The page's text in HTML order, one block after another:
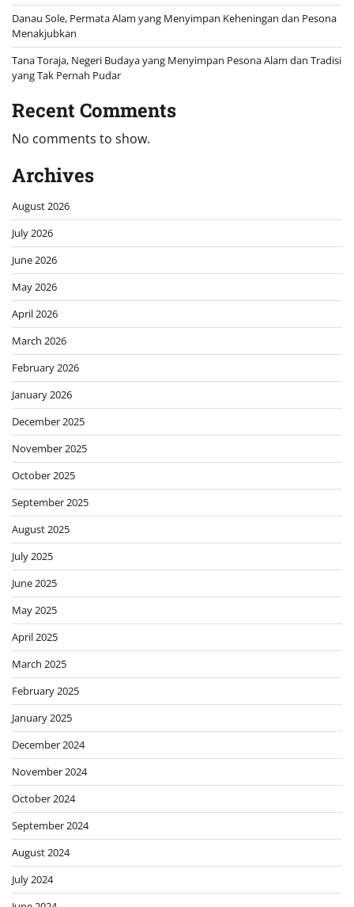
Danau Sole, Permata Alam yang Menyimpan Keheningan dan Pesona
Menakjubkan
Tana Toraja, Negeri Budaya yang Menyimpan Pesona Alam dan Tradisi
yang Tak Pernah Pudar
Recent Comments
No comments to show.
Archives
August 2026
July 2026
June 2026
May 2026
April 2026
March 2026
February 2026
January 2026
December 2025
November 2025
October 2025
September 2025
August 2025
July 2025
June 2025
May 2025
April 2025
March 2025
February 2025
January 2025
December 2024
November 2024
October 2024
September 2024
August 2024
July 2024